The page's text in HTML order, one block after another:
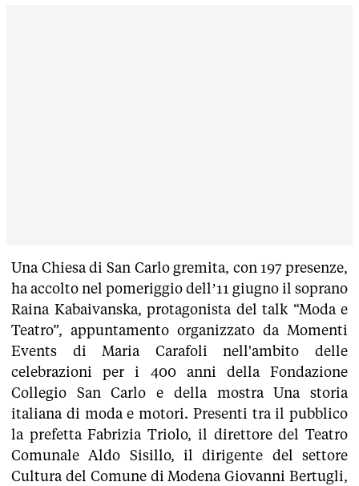
Una Chiesa di San Carlo gremita, con 197 presenze,
ha accolto nel pomeriggio dell’11 giugno il soprano
Raina Kabaivanska, protagonista del talk “Moda e
Teatro”, appuntamento organizzato da Momenti
Events di Maria Carafoli nell'ambito delle
celebrazioni per i 400 anni della Fondazione
Collegio San Carlo e della mostra Una storia
italiana di moda e motori. Presenti tra il pubblico
la prefetta Fabrizia Triolo, il direttore del Teatro
Comunale Aldo Sisillo, il dirigente del settore
Cultura del Comune di Modena Giovanni Bertugli,